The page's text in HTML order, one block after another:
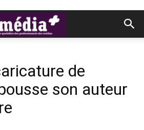
de
son auteur